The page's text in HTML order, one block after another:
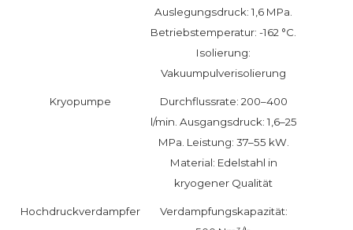
Auslegungsdruck: 1,6 MPa.
Betriebstemperatur: -162 °C.
Isolierung:
Vakuumpulverisolierung
Kryopumpe
Durchflussrate: 200–400
l/min. Ausgangsdruck: 1,6–25
MPa. Leistung: 37–55 kW.
Material: Edelstahl in
kryogener Qualität
Hochdruckverdampfer
Verdampfungskapazität: